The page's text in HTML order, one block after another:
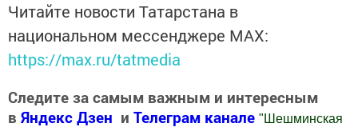
Читайте новости Татарстана в
национальном мессенджере MАХ:
https://max.ru/tatmedia
Следите за самым важным и интересным
в Яндекс Дзен и Телеграм канале " Шешминская